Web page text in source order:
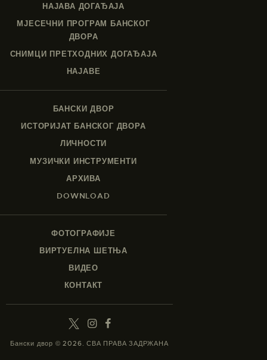
НАЈАВА ДОГАЂАЈА
МЈЕСЕЧНИ ПРОГРАМ БАНСКОГ
ДВОРА
СНИМЦИ ПРЕТХОДНИХ ДОГАЂАЈА
НАЈАВЕ
БАНСКИ ДВОР
ИСТОРИЈАТ БАНСКОГ ДВОРА
ЛИЧНОСТИ
МУЗИЧКИ ИНСТРУМЕНТИ
АРХИВА
DOWNLOAD
ФОТОГРАФИЈЕ
ВИРТУЕЛНА ШЕТЊА
ВИДЕО
КОНТАКТ
Бански двор © 2026. СВА ПРАВА ЗАДРЖАНА